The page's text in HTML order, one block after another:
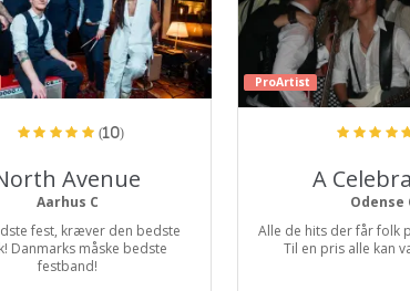
(10)
Avenue
Aarhus C
fest, kræver den bedste
Danmarks måske bedste
festband!
ProArtist
A
Odense
Alle de hits der får folk
Til en pris alle kan